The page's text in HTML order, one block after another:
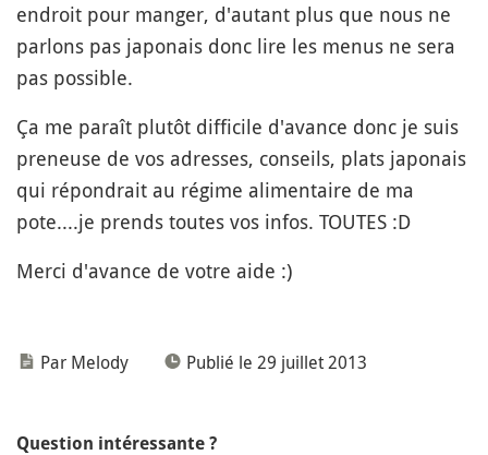
endroit pour manger, d'autant plus que nous ne
parlons pas japonais donc lire les menus ne sera
pas possible.
Ça me paraît plutôt difficile d'avance donc je suis
preneuse de vos adresses, conseils, plats japonais
qui répondrait au régime alimentaire de ma
pote....je prends toutes vos infos. TOUTES :D
Merci d'avance de votre aide :)
Par Melody Publié le 29 juillet 2013
Question intéressante ?